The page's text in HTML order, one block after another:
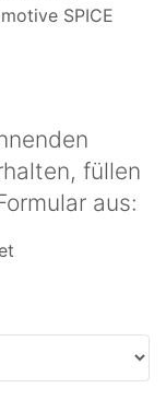
SPICE
füllen
aus: